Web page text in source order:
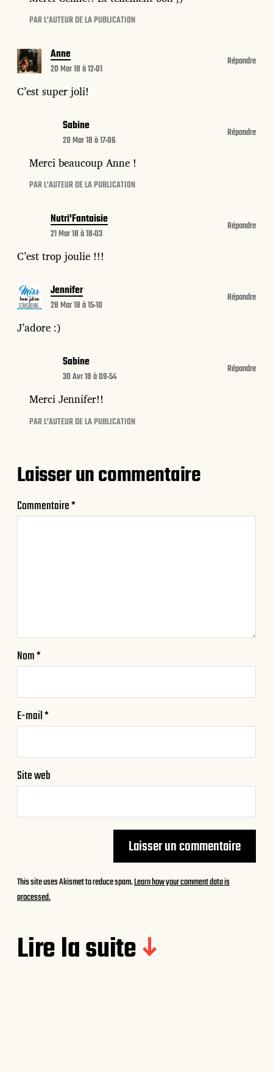
PAR L’AUTEUR DE LA PUBLICATION
Anne
20 Mar 18 à 12:01
C’est super joli!
Répondre
Sabine
20 Mar 18 à 17:06
Merci beaucoup Anne !
PAR L’AUTEUR DE LA PUBLICATION
Répondre
Nutri'Fantaisie
21 Mar 18 à 18:03
C’est trop joulie !!!
Répondre
Jennifer
28 Mar 18 à 15:10
J’adore :)
Répondre
Sabine
30 Avr 18 à 09:54
Merci Jennifer!!
PAR L’AUTEUR DE LA PUBLICATION
Répondre
Laisser un commentaire
Commentaire*
Nom*
E-mail*
Site web
This site uses Akismet to reduce spam.Learn how your comment data is
processed.
Lire la suite